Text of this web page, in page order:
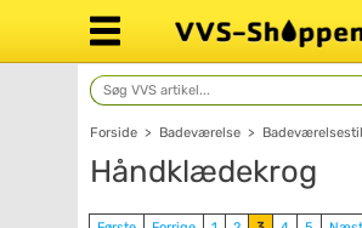
Forside > Badeværelse >
Håndklædekrog